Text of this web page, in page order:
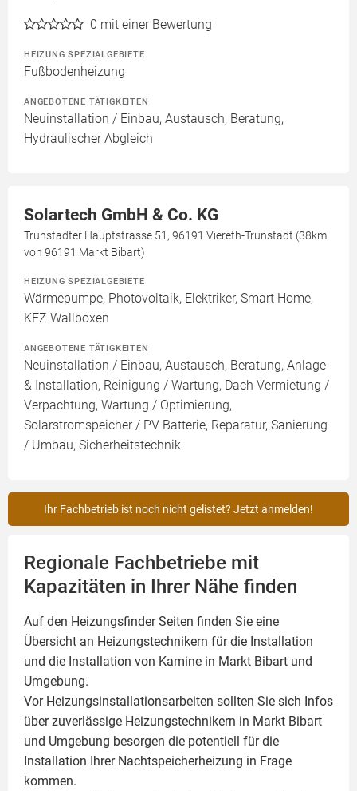
0 mit einer Bewertung
HEIZUNG SPEZIALGEBIETE
Fußbodenheizung
ANGEBOTENE TÄTIGKEITEN
Neuinstallation / Einbau, Austausch, Beratung,
Hydraulischer Abgleich
Solartech GmbH & Co. KG
Trunstadter Hauptstrasse 51, 96191 Viereth-Trunstadt (38km
von 96191 Markt Bibart)
HEIZUNG SPEZIALGEBIETE
Wärmepumpe, Photovoltaik, Elektriker, Smart Home,
KFZ Wallboxen
ANGEBOTENE TÄTIGKEITEN
Neuinstallation / Einbau, Austausch, Beratung, Anlage
& Installation, Reinigung / Wartung, Dach Vermietung /
Verpachtung, Wartung / Optimierung,
Solarstromspeicher / PV Batterie, Reparatur, Sanierung
/ Umbau, Sicherheitstechnik
Ihr Fachbetrieb ist noch nicht gelistet? Jetzt anmelden!
Regionale Fachbetriebe mit
Kapazitäten in Ihrer Nähe finden
Auf den Heizungsfinder Seiten finden Sie eine
Übersicht an Heizungstechnikern für die Installation
und die Installation von Kamine in Markt Bibart und
Umgebung.
Vor Heizungsinstallationsarbeiten sollten Sie sich Infos
über zuverlässige Heizungstechnikern in Markt Bibart
und Umgebung besorgen die potentiell für die
Installation Ihrer Nachtspeicherheizung in Frage
kommen.